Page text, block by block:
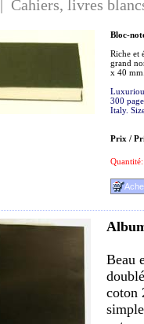
| Cahiers, livres
Bloc-
Riche et
grand
x 40
300
Italy.
Prix /
Quantité:
Beau
coton